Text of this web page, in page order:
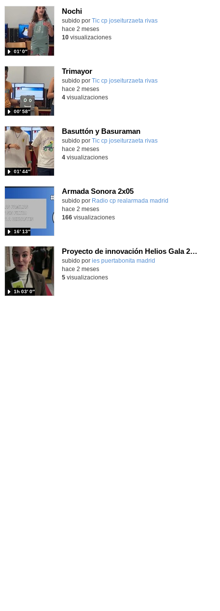
Nochi
Contenido educativo.
subido por Tic cp joseiturzaeta rivas
01′ 0″
-
hace 2 meses
10visualizaciones
Trimayor
Contenido educativo.
subido por Tic cp joseiturzaeta rivas
00′ 58″
-
hace 2 meses
4visualizaciones
Basuttón y Basuraman
Contenido educativo.
subido por Tic cp joseiturzaeta rivas
01′ 44″
-
hace 2 meses
4visualizaciones
Armada Sonora 2x05
Contenido educativo.
subido por Radio cp realarmada madrid
16′ 13″
hace 2 meses
166visualizaciones
Proyecto de innovación Helios Gala 2026
Contenido educativo.
subido por ies puertabonita madrid
1h 03′ 0″
hace 2 meses
5visualizaciones